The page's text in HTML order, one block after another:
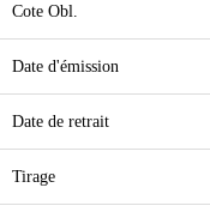
Cote Obl.
Date d'émission
Date de retrait
Tirage